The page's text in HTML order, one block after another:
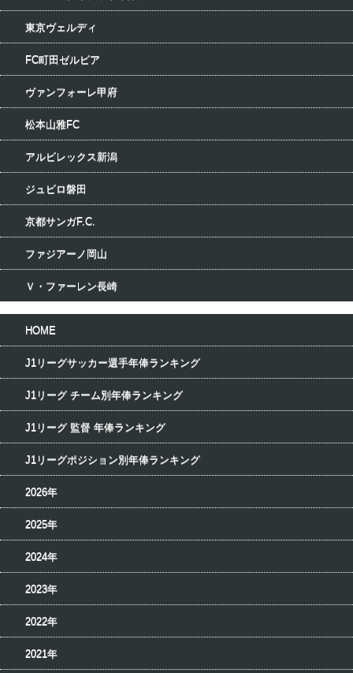
東京ヴェルディ
FC町田ゼルビア
ヴァンフォーレ甲府
松本山雅FC
アルビレックス新潟
ジュビロ磐田
京都サンガF.C.
ファジアーノ岡山
Ｖ・ファーレン長崎
HOME
J1リーグサッカー選手年俸ランキング
J1リーグ チーム別年俸ランキング
J1リーグ 監督 年俸ランキング
J1リーグポジション別年俸ランキング
2026年
2025年
2024年
2023年
2022年
2021年